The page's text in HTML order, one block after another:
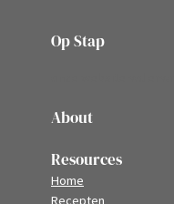
Op Stap
About
Resources
Home
Recepten